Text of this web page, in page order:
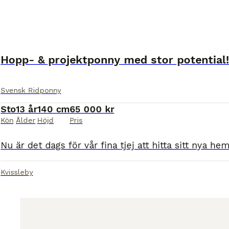
Hopp- & projektponny med stor potential!
Svensk Ridponny
Sto
Kön
13 år
Ålder
140 cm
Höjd
65 000 kr
Pris
Kvissleby